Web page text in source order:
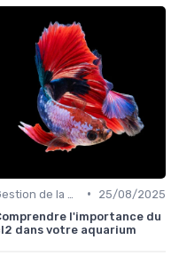
•
25/08/2025
l'importance du
dans votre aquarium